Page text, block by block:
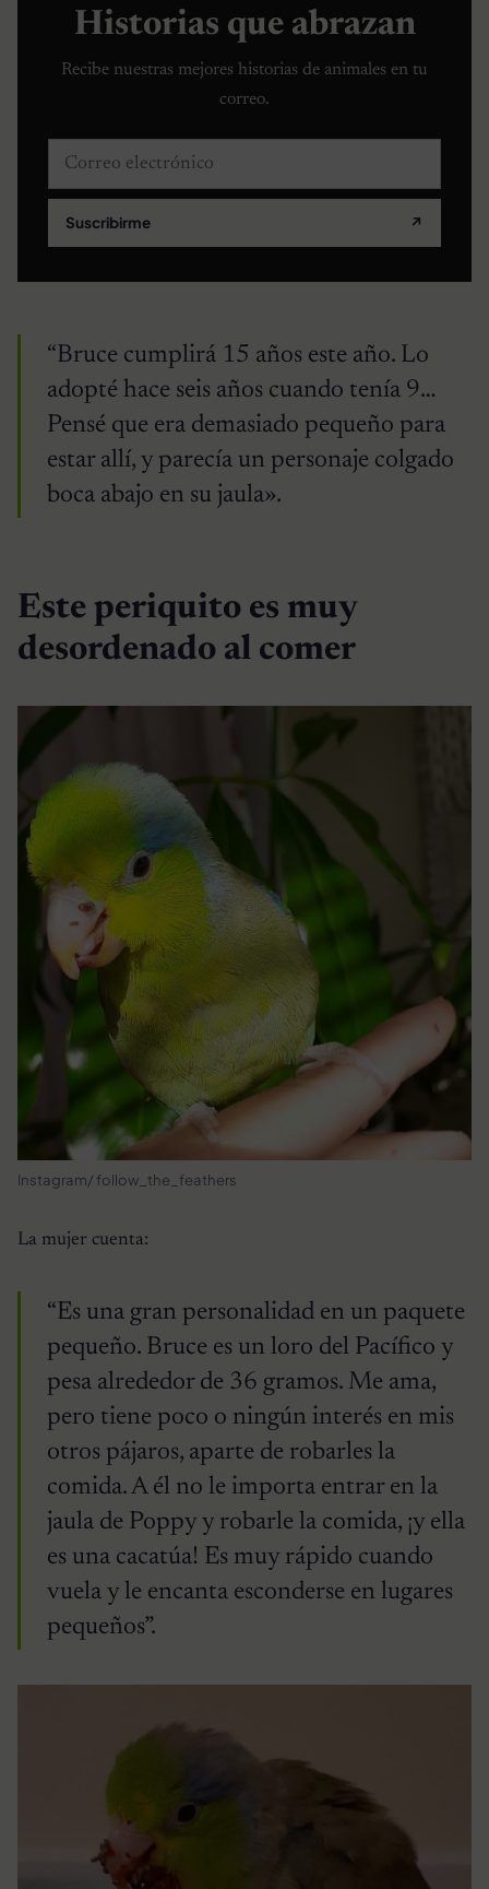
Historias que abrazan
Recibe nuestras mejores historias de animales en tu
correo.
Correo electrónico
Suscribirme ↗
“Bruce cumplirá 15 años este año. Lo
adopté hace seis años cuando tenía 9…
Pensé que era demasiado pequeño para
estar allí, y parecía un personaje colgado
boca abajo en su jaula».
Este periquito es muy
desordenado al comer
Instagram/ follow_the_feathers
La mujer cuenta:
“Es una gran personalidad en un paquete
pequeño. Bruce es un loro del Pacífico y
pesa alrededor de 36 gramos. Me ama,
pero tiene poco o ningún interés en mis
otros pájaros, aparte de robarles la
comida. A él no le importa entrar en la
jaula de Poppy y robarle la comida, ¡y ella
es una cacatúa! Es muy rápido cuando
vuela y le encanta esconderse en lugares
pequeños”.